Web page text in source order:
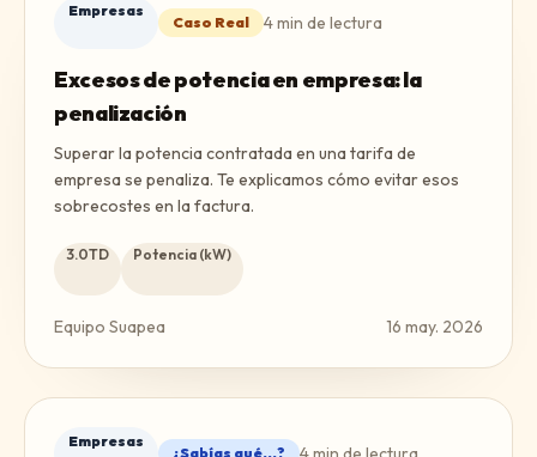
Empresas
Caso Real 4min de lectura
Excesos de potencia en empresa: la
penalización
Superar la potencia contratada en una tarifa de
empresa se penaliza. Te explicamos cómo evitar esos
sobrecostes en la factura.
3.0TD Potencia (kW)
Equipo Suapea 16 may. 2026
Empresas
¿Sabías qué...?